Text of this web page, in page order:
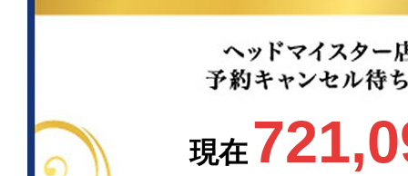
現在